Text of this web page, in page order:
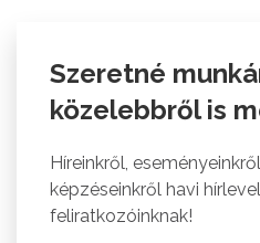
Szeretné
közelebbről is
Híreinkről,
képzéseinkről havi
feliratkozóinknak!